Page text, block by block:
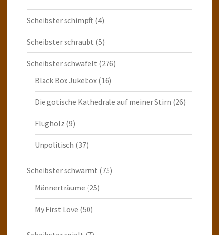
Scheibster schimpft (4)
Scheibster schraubt (5)
Scheibster schwafelt (276)
Black Box Jukebox (16)
Die gotische Kathedrale auf meiner Stirn (26)
Flugholz (9)
Unpolitisch (37)
Scheibster schwärmt (75)
Männerträume (25)
My First Love (50)